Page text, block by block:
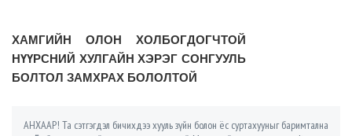
ХАМГИЙН ОЛОН ХОЛБОГДОГЧТОЙ
НҮҮРСНИЙ ХУЛГАЙН ХЭРЭГ СОНГУУЛЬ
БОЛТОЛ ЗАМХРАХ БОЛОЛТОЙ
АНХААР! Та сэтгэгдэл бичихдээ хууль зүйн болон ёс суртахууныг баримтална